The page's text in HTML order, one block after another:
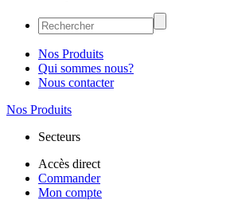
Nos Produits
Qui sommes nous?
Nous contacter
Nos Produits
Secteurs
Accès direct
Commander
Mon compte